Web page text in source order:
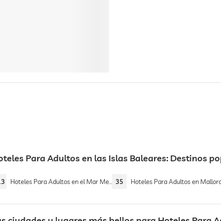
Para Adultos en las Islas Baleares: Destinos
Hoteles Para Adultos en el Mar Mediterráneo 35 Hoteles Para Adultos en